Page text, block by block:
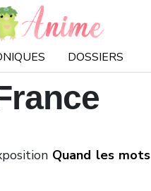
DOSSIERS
Quand les mots